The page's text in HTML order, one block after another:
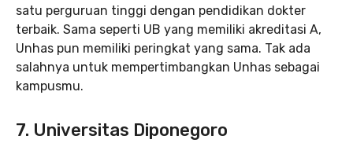
satu perguruan tinggi dengan pendidikan dokter
terbaik. Sama seperti UB yang memiliki akreditasi A,
Unhas pun memiliki peringkat yang sama. Tak ada
salahnya untuk mempertimbangkan Unhas sebagai
kampusmu.
7. Universitas Diponegoro